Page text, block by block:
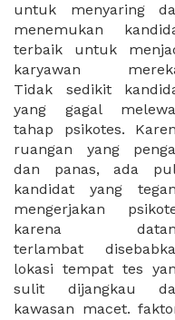
untuk menyaring
menemukan
terbaik untuk
karyawan
Tidak sedikit
yang gagal
tahap psikotes.
ruangan yang
dan panas, ada
kandidat yang
mengerjakan
karena
terlambat
lokasi tempat tes
sulit dijangkau
kawasan macet.
terbaik, anda
terbaik pula
setiap tahap nya.
anda
menggunakan
kami dapat
anda
ruangan
fasilitas dan
terbaik. ini
memberikan
dan kesan yang
untuk perusahaan